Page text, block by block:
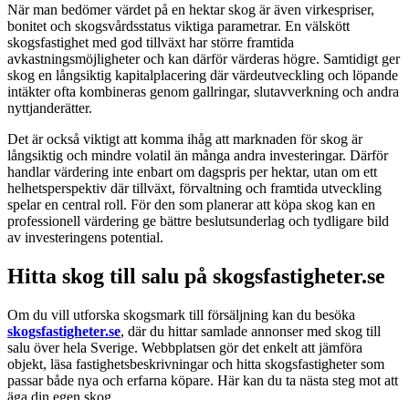
När man bedömer värdet på en hektar skog är även virkespriser,
bonitet och skogsvårdsstatus viktiga parametrar. En välskött
skogsfastighet med god tillväxt har större framtida
avkastningsmöjligheter och kan därför värderas högre. Samtidigt ger
skog en långsiktig kapitalplacering där värdeutveckling och löpande
intäkter ofta kombineras genom gallringar, slutavverkning och andra
nyttjanderätter.
Det är också viktigt att komma ihåg att marknaden för skog är
långsiktig och mindre volatil än många andra investeringar. Därför
handlar värdering inte enbart om dagspris per hektar, utan om ett
helhetsperspektiv där tillväxt, förvaltning och framtida utveckling
spelar en central roll. För den som planerar att köpa skog kan en
professionell värdering ge bättre beslutsunderlag och tydligare bild
av investeringens potential.
Hitta skog till salu på skogsfastigheter.se
Om du vill utforska skogsmark till försäljning kan du besöka
skogsfastigheter.se, där du hittar samlade annonser med skog till
salu över hela Sverige. Webbplatsen gör det enkelt att jämföra
objekt, läsa fastighetsbeskrivningar och hitta skogsfastigheter som
passar både nya och erfarna köpare. Här kan du ta nästa steg mot att
äga din egen skog.